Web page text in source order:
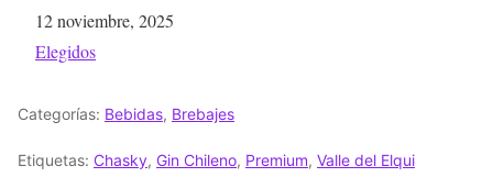
Fecha
12 noviembre, 2025
Respecto a
Elegidos
Categorías: Bebidas, Brebajes
Etiquetas: Chasky, Gin Chileno, Premium, Valle del Elqui